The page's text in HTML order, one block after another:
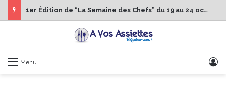
1er Édition de “La Semaine des Chefs” du 19 au 24 octobre 2026
Menu